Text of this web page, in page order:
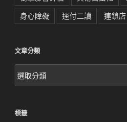
身心障礙
逕付二讀 連鎖店
文章分類
文
章
標籤